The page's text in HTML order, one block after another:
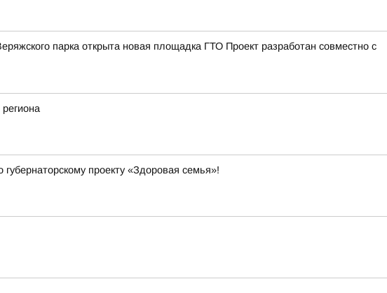
парка открыта новая площадка ГТО Проект разработан совместно с
проекту «Здоровая семья»!